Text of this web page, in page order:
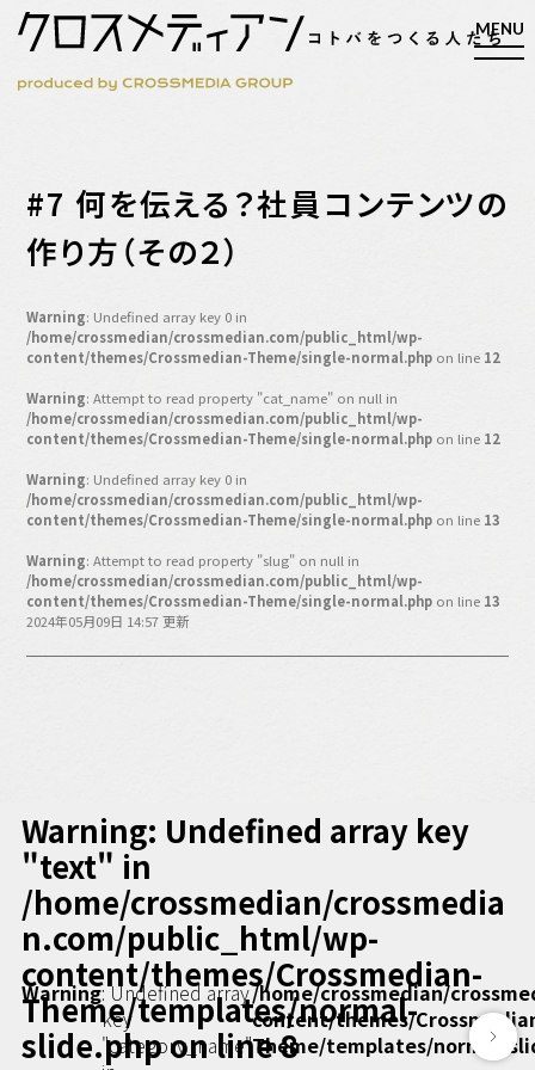
検索
マガジン
新刊ができるまで
EVENT
編集4.0
シンカケイコウホウ
バックオフィス
その他
動画
ビジネス・ブック・アカデミー
コンディショニング
編集4.0
その他
ラジオ
Podcast番組
「ビジネス・ブック・アカデミー」
Podcast番組
「小早川幸一郎の編集者で経営者」
#7 何を伝える？社員コンテンツの
作り方（その２）
Warning: Undefined array key 0 in
/home/crossmedian/crossmedian.com/public_html/wp-
content/themes/Crossmedian-Theme/single-normal.php on line 12
Warning: Attempt to read property "cat_name" on null in
/home/crossmedian/crossmedian.com/public_html/wp-
content/themes/Crossmedian-Theme/single-normal.php on line 12
Warning: Undefined array key 0 in
/home/crossmedian/crossmedian.com/public_html/wp-
content/themes/Crossmedian-Theme/single-normal.php on line 13
Warning: Attempt to read property "slug" on null in
/home/crossmedian/crossmedian.com/public_html/wp-
content/themes/Crossmedian-Theme/single-normal.php on line 13
2024年05月09日 14:57 更新
Warning: Undefined array key
"text" in
/home/crossmedian/crossmedia
n.com/public_html/wp-
content/themes/Crossmedian-
Theme/templates/normal-
slide.phpon line8
Warning: Undefined array
key
"category_name"
/home/crossmedian/
content/themes/
Theme/templates/normal-